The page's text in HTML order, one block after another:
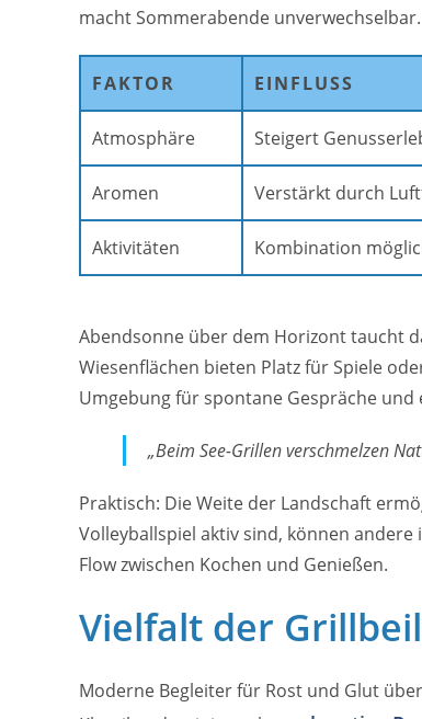
macht Sommerabende unverwechselbar.
FAKTOR EINFLUSS
Atmosphäre Steigert
Aromen Verstärkt durch
Aktivitäten Kombination
Abendsonne über dem Horizont taucht
Wiesenflächen bieten Platz für Spiele
Umgebung für spontane Gespräche und
„Beim See-Grillen verschmelzen
Praktisch: Die Weite der Landschaft
Volleyballspiel aktiv sind, können
Flow zwischen Kochen und Genießen.
Vielfalt der
Moderne Begleiter für Rost und Glut